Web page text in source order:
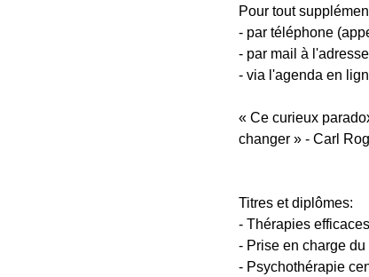
Pour tout
- par téléphone
- par mail à
- via l'agenda en
« Ce curieux
changer » - Carl
Titres et diplômes:
- Thérapies
- Prise en charge
- Psychothérapie